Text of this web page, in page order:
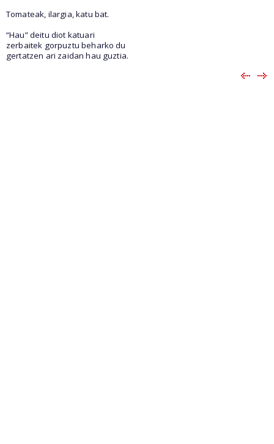
Tomateak, ilargia, katu bat.
“Hau” deitu diot katuari
zerbaitek gorpuztu beharko du
gertatzen ari zaidan hau guztia.